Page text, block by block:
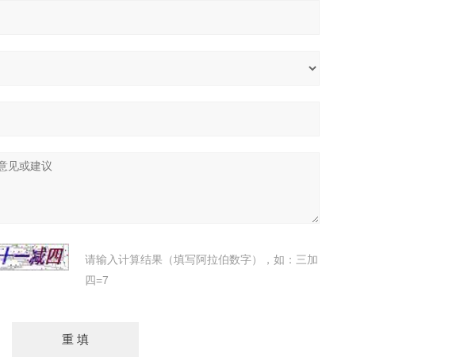
请输入计算结果（填写阿拉伯数字），如：三加
四=7